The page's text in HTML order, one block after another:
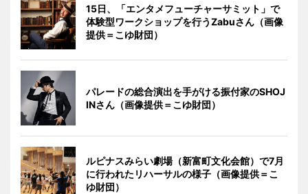
15日、「エンタメフューチャーサミット」で
体験型ワークショップを行うZabuさん（画像
提供＝こゆ財団）
パレードの総合演出を手がける振付家のSHOJ
INさん（画像提供＝こゆ財団）
ルピナスみらい劇場（新富町文化会館）で7月
に行われたリハーサルの様子（画像提供＝こ
ゆ財団）